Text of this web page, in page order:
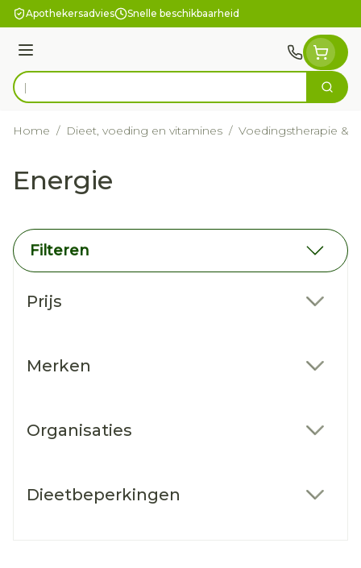
Ga naar de inhoud
Apothekersadvies Snelle beschikbaarheid
Menu
Product, merk, categorie... Zoek
Home / Dieet, voeding en vitamines / Voedingstherapie &
Energie
Filteren
Prijs
Merken
Organisaties
Dieetbeperkingen